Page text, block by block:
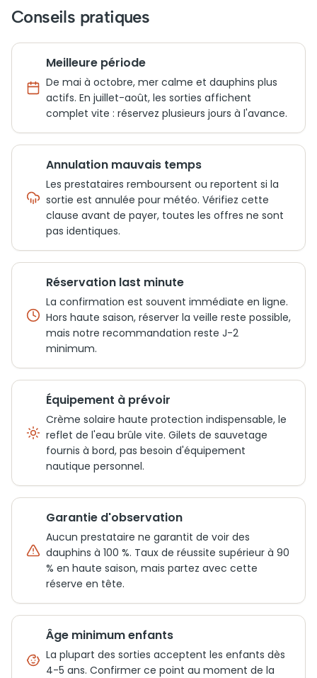
Conseils pratiques
Meilleure période
De mai à octobre, mer calme et dauphins plus
actifs. En juillet-août, les sorties affichent
complet vite : réservez plusieurs jours à l'avance.
Annulation mauvais temps
Les prestataires remboursent ou reportent si la
sortie est annulée pour météo. Vérifiez cette
clause avant de payer, toutes les offres ne sont
pas identiques.
Réservation last minute
La confirmation est souvent immédiate en ligne.
Hors haute saison, réserver la veille reste possible,
mais notre recommandation reste J-2
minimum.
Équipement à prévoir
Crème solaire haute protection indispensable, le
reflet de l'eau brûle vite. Gilets de sauvetage
fournis à bord, pas besoin d'équipement
nautique personnel.
Garantie d'observation
Aucun prestataire ne garantit de voir des
dauphins à 100 %. Taux de réussite supérieur à 90
% en haute saison, mais partez avec cette
réserve en tête.
Âge minimum enfants
La plupart des sorties acceptent les enfants dès
4-5 ans. Confirmer ce point au moment de la